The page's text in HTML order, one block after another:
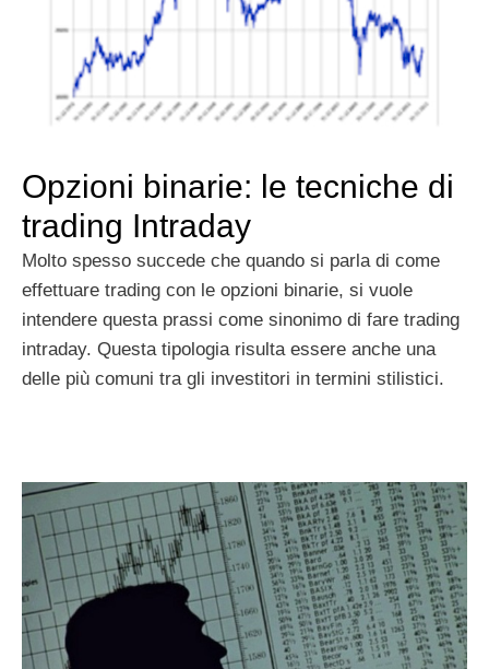
Opzioni binarie: le tecniche di
trading Intraday
Molto spesso succede che quando si parla di come
effettuare trading con le opzioni binarie, si vuole
intendere questa prassi come sinonimo di fare trading
intraday. Questa tipologia risulta essere anche una
delle più comuni tra gli investitori in termini stilistici.